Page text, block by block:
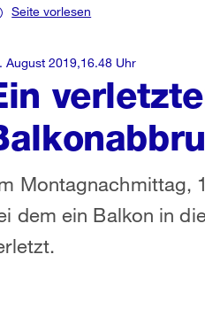
Seite vorlesen
Montagnachmittag,
dem ein Balkon in
August 2019,16.48 Uhr